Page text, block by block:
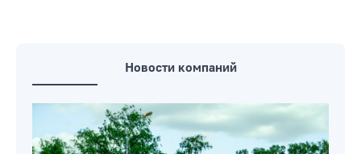
Новости компаний